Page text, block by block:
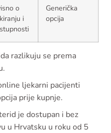
o
i
Generička
opcija
razlikuju se prema
ljekarni pacijenti
prije kupnje.
je dostupan i bez
u Hrvatsku u roku od 5